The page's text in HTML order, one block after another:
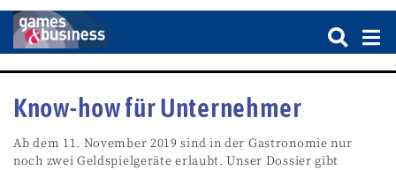
Know-how für Unternehmer
Ab dem 11. November 2019 sind in der Gastronomie nur
noch zwei Geldspielgeräte erlaubt. Unser Dossier gibt